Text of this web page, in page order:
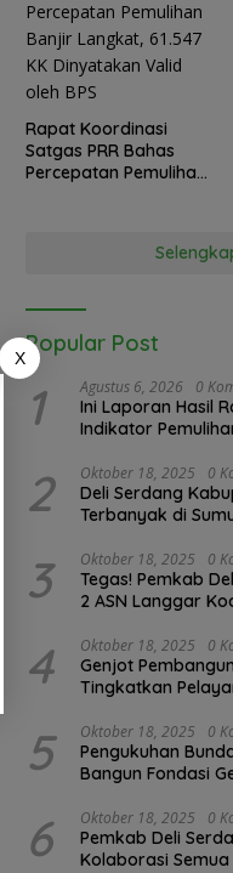
Rapat Koordinasi
Satgas PRR Bahas
Percepatan Pemulihan
Popular Post
1 Agustus 6, 2026 0
Ini Laporan Hasil
Indikator
2 Oktober 18, 2025 0
Deli Serdang
Terbanyak di
3 Oktober 18, 2025 0
Tegas! Pemkab
2 ASN Langgar
4 Oktober 18, 2025 0
Genjot
Tingkatkan
5 Oktober 18, 2025 0
Pengukuhan
Bangun Fondasi
6 Oktober 18, 2025 0
Pemkab Deli
Kolaborasi
X